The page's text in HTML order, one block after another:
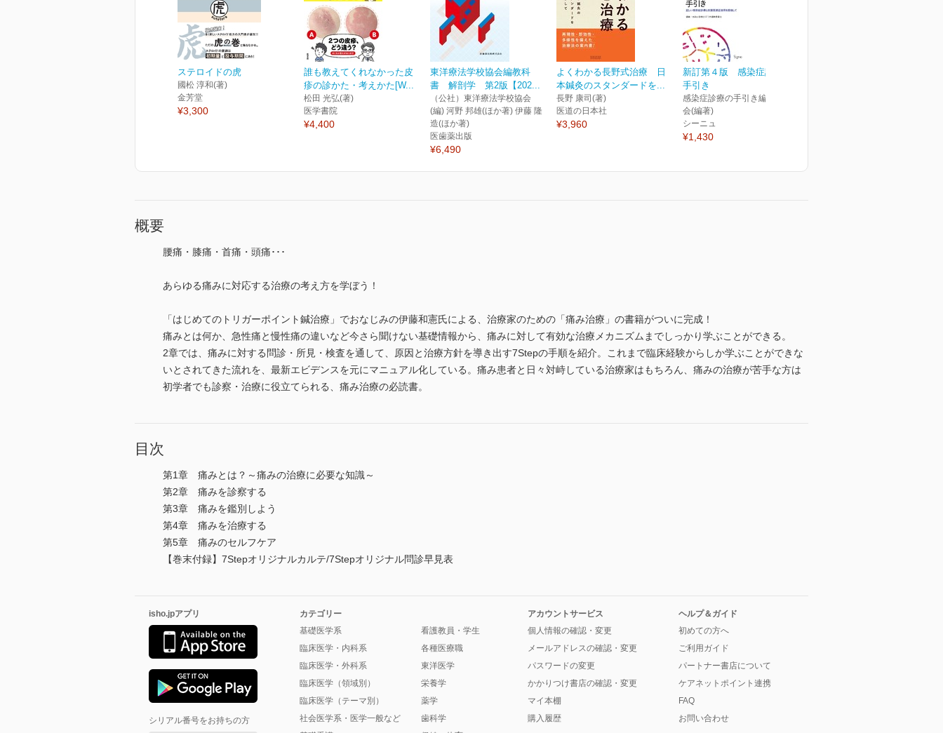
ステロイドの虎
國松 淳和(著)
金芳堂
¥3,300
誰も教えてくれなかった皮
疹の診かた・考えかた[W...
松田 光弘(著)
医学書院
¥4,400
東洋療法学校協会編教科
書 解剖学 第2版【202...
（公社）東洋療法学校協会
(編) 河野 邦雄(ほか著) 伊藤 隆
造(ほか著)
医歯薬出版
¥6,490
よくわかる長野式治療 日
本鍼灸のスタンダードを...
長野 康司(著)
医道の日本社
¥3,960
新訂第４版 感染症診療の
手引き
感染症診療の手引き編集委員
会(編著)
シーニュ
¥1,430
概要
腰痛・膝痛・首痛・頭痛･･･
あらゆる痛みに対応する治療の考え方を学ぼう！
「はじめてのトリガーポイント鍼治療」でおなじみの伊藤和憲氏による、治療家のための「痛み治療」の書籍がついに完成！
痛みとは何か、急性痛と慢性痛の違いなど今さら聞けない基礎情報から、痛みに対して有効な治療メカニズムまでしっかり学ぶことができる。
2章では、痛みに対する問診・所見・検査を通して、原因と治療方針を導き出す7Stepの手順を紹介。これまで臨床経験からしか学ぶことができな
いとされてきた流れを、最新エビデンスを元にマニュアル化している。痛み患者と日々対峙している治療家はもちろん、痛みの治療が苦手な方は
初学者でも診察・治療に役立てられる、痛み治療の必読書。
目次
第1章 痛みとは？～痛みの治療に必要な知識～
第2章 痛みを診察する
第3章 痛みを鑑別しよう
第4章 痛みを治療する
第5章 痛みのセルフケア
【巻末付録】7Stepオリジナルカルテ/7Stepオリジナル問診早見表
isho.jpアプリ
シリアル番号をお持ちの方
カテゴリー
基礎医学系
臨床医学・内科系
臨床医学・外科系
臨床医学（領域別）
臨床医学（テーマ別）
社会医学系・医学一般など
看護教員・学生
各種医療職
東洋医学
栄養学
薬学
歯科学
アカウントサービス
個人情報の確認・変更
メールアドレスの確認・変更
パスワードの変更
かかりつけ書店の確認・変更
マイ本棚
購入履歴
ヘルプ＆ガイド
初めての方へ
ご利用ガイド
パートナー書店について
ケアネットポイント連携
FAQ
お問い合わせ